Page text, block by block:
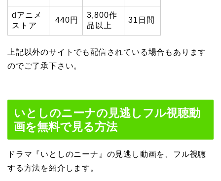
dアニメ
ストア
440円
3,800作
品以上
31日間
上記以外のサイトでも配信されている場合もあります
のでご了承下さい。
いとしのニーナの見逃しフル視聴動
画を無料で見る方法
ドラマ『いとしのニーナ』の見逃し動画を、フル視聴
する方法を紹介します。